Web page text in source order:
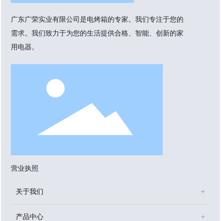
广东广荣实业有限公司是电烤箱的专家。我们专注于您的
需求。我们致力于为您的生活提供合格、智能、创新的家
用电器。
营业执照
关于我们
产品中心